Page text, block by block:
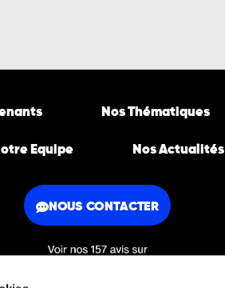
Nos Thématiques
Equipe Nos Actualités
NOUS CONTACTER